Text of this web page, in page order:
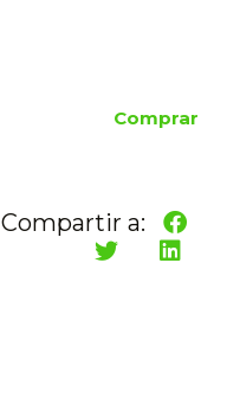
Comprar
Compartir a: